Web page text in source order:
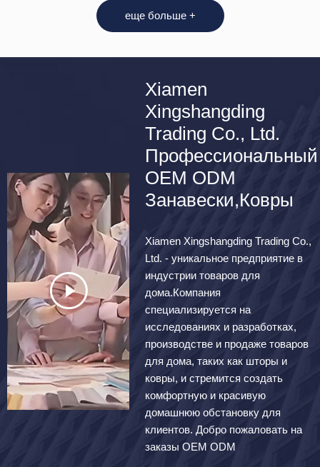
еще больше +
Xiamen
Xingshangding
Trading Co., Ltd.
Профессиональный
OEM ODM
Занавески,Ковры
Xiamen Xingshangding Trading Co.,
Ltd. - уникальное предприятие в
индустрии товаров для
дома.Компания
специализируется на
исследованиях и разработках,
производстве и продаже товаров
для дома, таких как шторы и
ковры, и стремится создать
комфортную и красивую
домашнюю обстановку для
клиентов. Добро пожаловать на
заказы OEM ODM